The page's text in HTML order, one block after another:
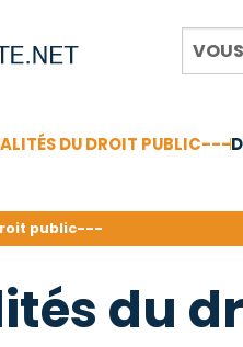
DU DROIT PUBLIC---
public---
du